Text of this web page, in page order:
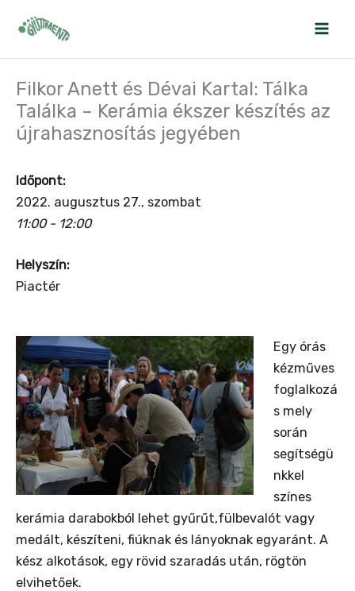
Filkor Anett és Dévai Kartal: Tálka
Találka – Kerámia ékszer készítés az
újrahasznosítás jegyében
Időpont:
2022. augusztus 27., szombat
11:00 - 12:00
Helyszín:
Piactér
Egy órás
kézműves
foglalkozá
s mely
során
segítségü
nkkel
színes
kerámia darabokból lehet gyűrűt,fülbevalót vagy
medált, készíteni, fiúknak és lányoknak egyaránt. A
kész alkotások, egy rövid szaradás után, rögtön
elvihetőek.